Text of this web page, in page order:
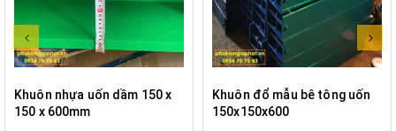
Khuôn nhựa uốn dầm 150 x
150 x 600mm
Khuôn đổ mẫu bê tông uốn
150x150x600